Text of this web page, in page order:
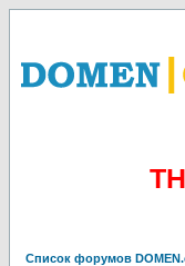
Список форумов